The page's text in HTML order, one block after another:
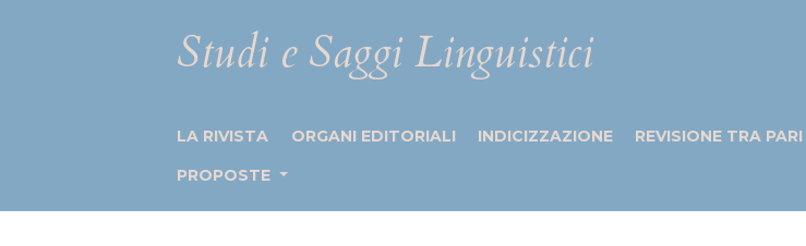
Studi e Saggi Linguistici
LA RIVISTA ORGANI EDITORIALI INDICIZZAZIONE REVISIONE TRA PARI
PROPOSTE